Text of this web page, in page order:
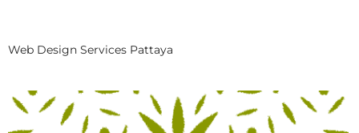
Web Design Services Pattaya